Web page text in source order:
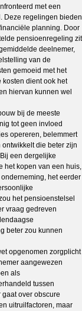
met een
Deze regelingen bieden
planning. Door
pensioenregeling zit
deelnemer,
van de
gemoeid met het
dient ook het
hiervan kunnen wel
bij de meeste
tot geen invloed
opereren, belemmert
die beter zijn
een dergelijke
het kopen van een huis,
het eerder
het pensioenstelsel
vraag gedreven
beter zou kunnen
opgenomen zorgplicht
aangewezen
als
tussen
over obscure
uitruilfactoren, maar